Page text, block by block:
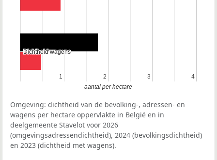
1
1 2
2 3
3 4
4
Dichtheid wagens
Dichtheid wagens
aantal per hectare
Omgeving: dichtheid van de bevolking-, adressen- en
wagens per hectare oppervlakte in België en in
deelgemeente Stavelot voor 2026
(omgevingsadressendichtheid), 2024 (bevolkingsdichtheid)
en 2023 (dichtheid met wagens).